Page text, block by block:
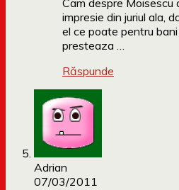
Cam despre Moisescu
impresie din juriul ala,
el ce poate pentru
presteaza …
Răspunde
Adrian
07/03/2011